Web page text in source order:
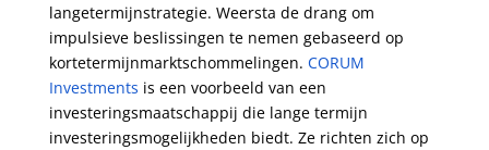
langetermijnstrategie. Weersta de drang om
impulsieve beslissingen te nemen gebaseerd op
kortetermijnmarktschommelingen. CORUM
Investments is een voorbeeld van een
investeringsmaatschappij die lange termijn
investeringsmogelijkheden biedt. Ze richten zich op